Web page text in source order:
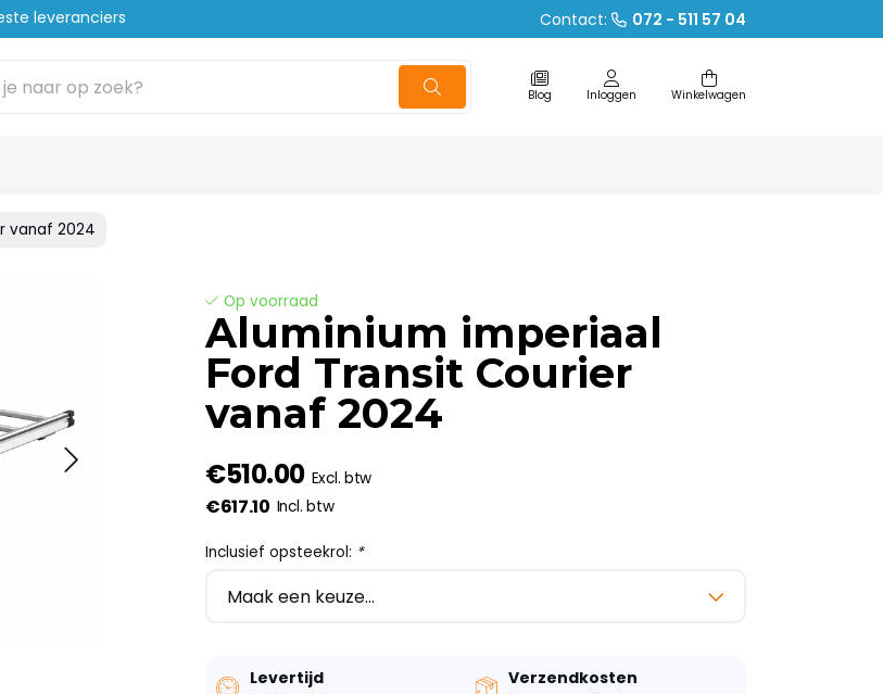
leveranciers Contact: 072 - 511 57 04
Blog Inloggen Winkelwagen
vanaf 2024
Op voorraad
Aluminium imperiaal
Ford Transit Courier
vanaf 2024
€510.00 Excl. btw
€617.10 Incl. btw
Inclusief opsteekrol: *
Levertijd Verzendkosten